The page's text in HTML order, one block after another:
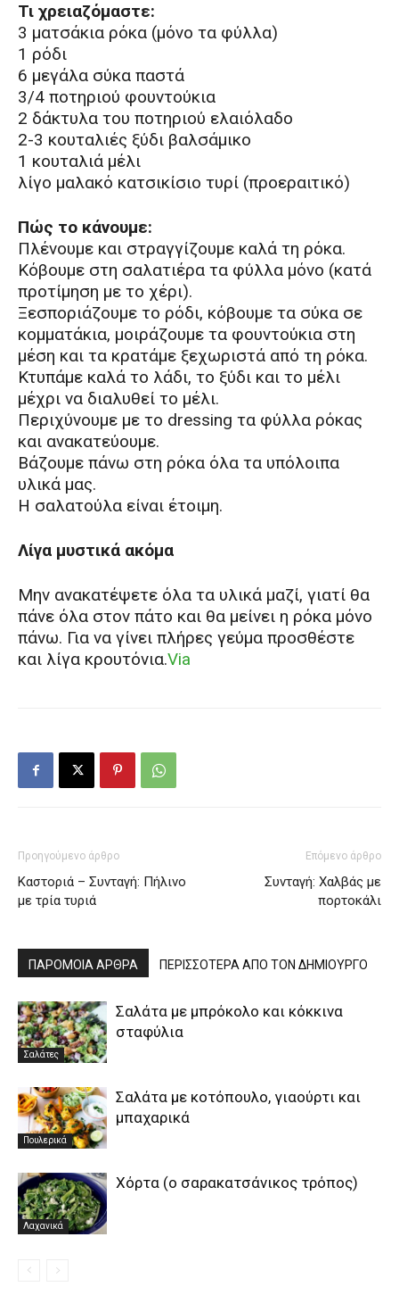
Τι χρειαζόμαστε:
3 ματσάκια ρόκα (μόνο τα φύλλα)
1 ρόδι
6 μεγάλα σύκα παστά
3/4 ποτηριού φουντούκια
2 δάκτυλα του ποτηριού ελαιόλαδο
2-3 κουταλιές ξύδι βαλσάμικο
1 κουταλιά μέλι
λίγο μαλακό κατσικίσιο τυρί (προεραιτικό)
Πώς το κάνουμε:
Πλένουμε και στραγγίζουμε καλά τη ρόκα.
Κόβουμε στη σαλατιέρα τα φύλλα μόνο (κατά
προτίμηση με το χέρι).
Ξεσποριάζουμε το ρόδι, κόβουμε τα σύκα σε
κομματάκια, μοιράζουμε τα φουντούκια στη
μέση και τα κρατάμε ξεχωριστά από τη ρόκα.
Κτυπάμε καλά το λάδι, το ξύδι και το μέλι
μέχρι να διαλυθεί το μέλι.
Περιχύνουμε με το dressing τα φύλλα ρόκας
και ανακατεύουμε.
Βάζουμε πάνω στη ρόκα όλα τα υπόλοιπα
υλικά μας.
Η σαλατούλα είναι έτοιμη.
Λίγα μυστικά ακόμα
Μην ανακατέψετε όλα τα υλικά μαζί, γιατί θα
πάνε όλα στον πάτο και θα μείνει η ρόκα μόνο
πάνω. Για να γίνει πλήρες γεύμα προσθέστε
και λίγα κρουτόνια.Via
Προηγούμενο άρθρο
Καστοριά – Συνταγή: Πήλινο
με τρία τυριά
Επόμενο άρθρο
Συνταγή: Χαλβάς με
πορτοκάλι
ΠΑΡΟΜΟΙΑ ΑΡΘΡΑ ΠΕΡΙΣΣΟΤΕΡΑ ΑΠΟ ΤΟΝ ΔΗΜΙΟΥΡΓΟ
Σαλάτες
Σαλάτα με μπρόκολο και κόκκινα
σταφύλια
Πουλερικά
Σαλάτα με κοτόπουλο, γιαούρτι και
μπαχαρικά
Λαχανικά
Χόρτα (ο σαρακατσάνικος τρόπος)